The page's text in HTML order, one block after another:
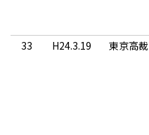
33
H24.3.19 東京高裁